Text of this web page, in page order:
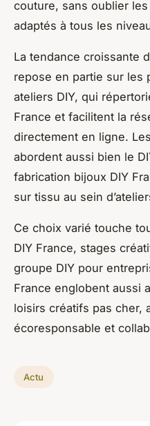
couture, sans oublier
adaptés à tous les
La tendance croissante
repose en partie sur les
ateliers DIY, qui
France et facilitent la
directement en ligne.
abordent aussi bien le
fabrication bijoux DIY
sur tissu au sein
Ce choix varié touche
DIY France, stages
groupe DIY pour
France englobent aussi
loisirs créatifs pas cher,
écoresponsable et
Actu